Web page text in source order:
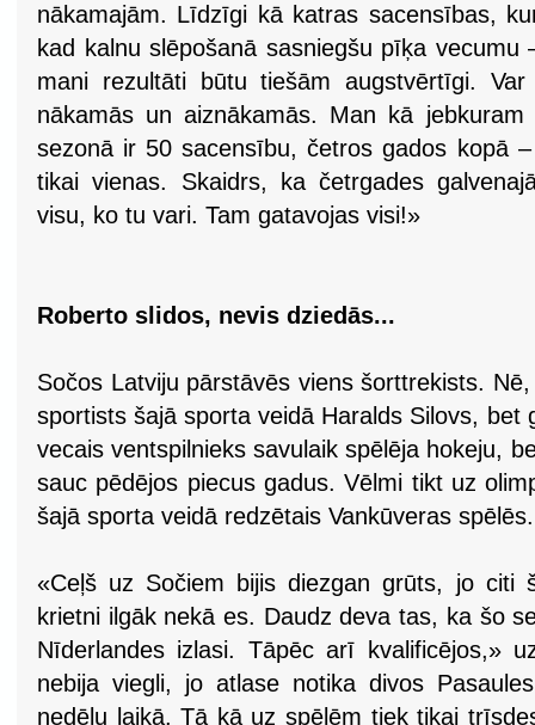
nākamajām. Līdzīgi kā katras sacensības,
kad kalnu slēpošanā sasniegšu pīķa
mani rezultāti būtu tiešām augstvērtīgi.
nākamās un aiznākamās. Man kā
sezonā ir 50 sacensību, četros gados kopā
tikai vienas. Skaidrs, ka četrgades
visu, ko tu vari. Tam gatavojas visi!»
Roberto slidos, nevis dziedās...
Sočos Latviju pārstāvēs viens šorttrekists.
sportists šajā sporta veidā Haralds Silovs, bet
vecais ventspilnieks savulaik spēlēja hokeju,
sauc pēdējos piecus gadus. Vēlmi tikt uz
šajā sporta veidā redzētais Vankūveras spēlēs.
«Ceļš uz Sočiem bijis diezgan grūts, jo citi
krietni ilgāk nekā es. Daudz deva tas, ka šo
Nīderlandes izlasi. Tāpēc arī kvalificējos,»
nebija viegli, jo atlase notika divos
nedēļu laikā. Tā kā uz spēlēm tiek tikai